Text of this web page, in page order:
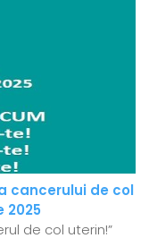
cancerului de col
2025
de col uterin!”